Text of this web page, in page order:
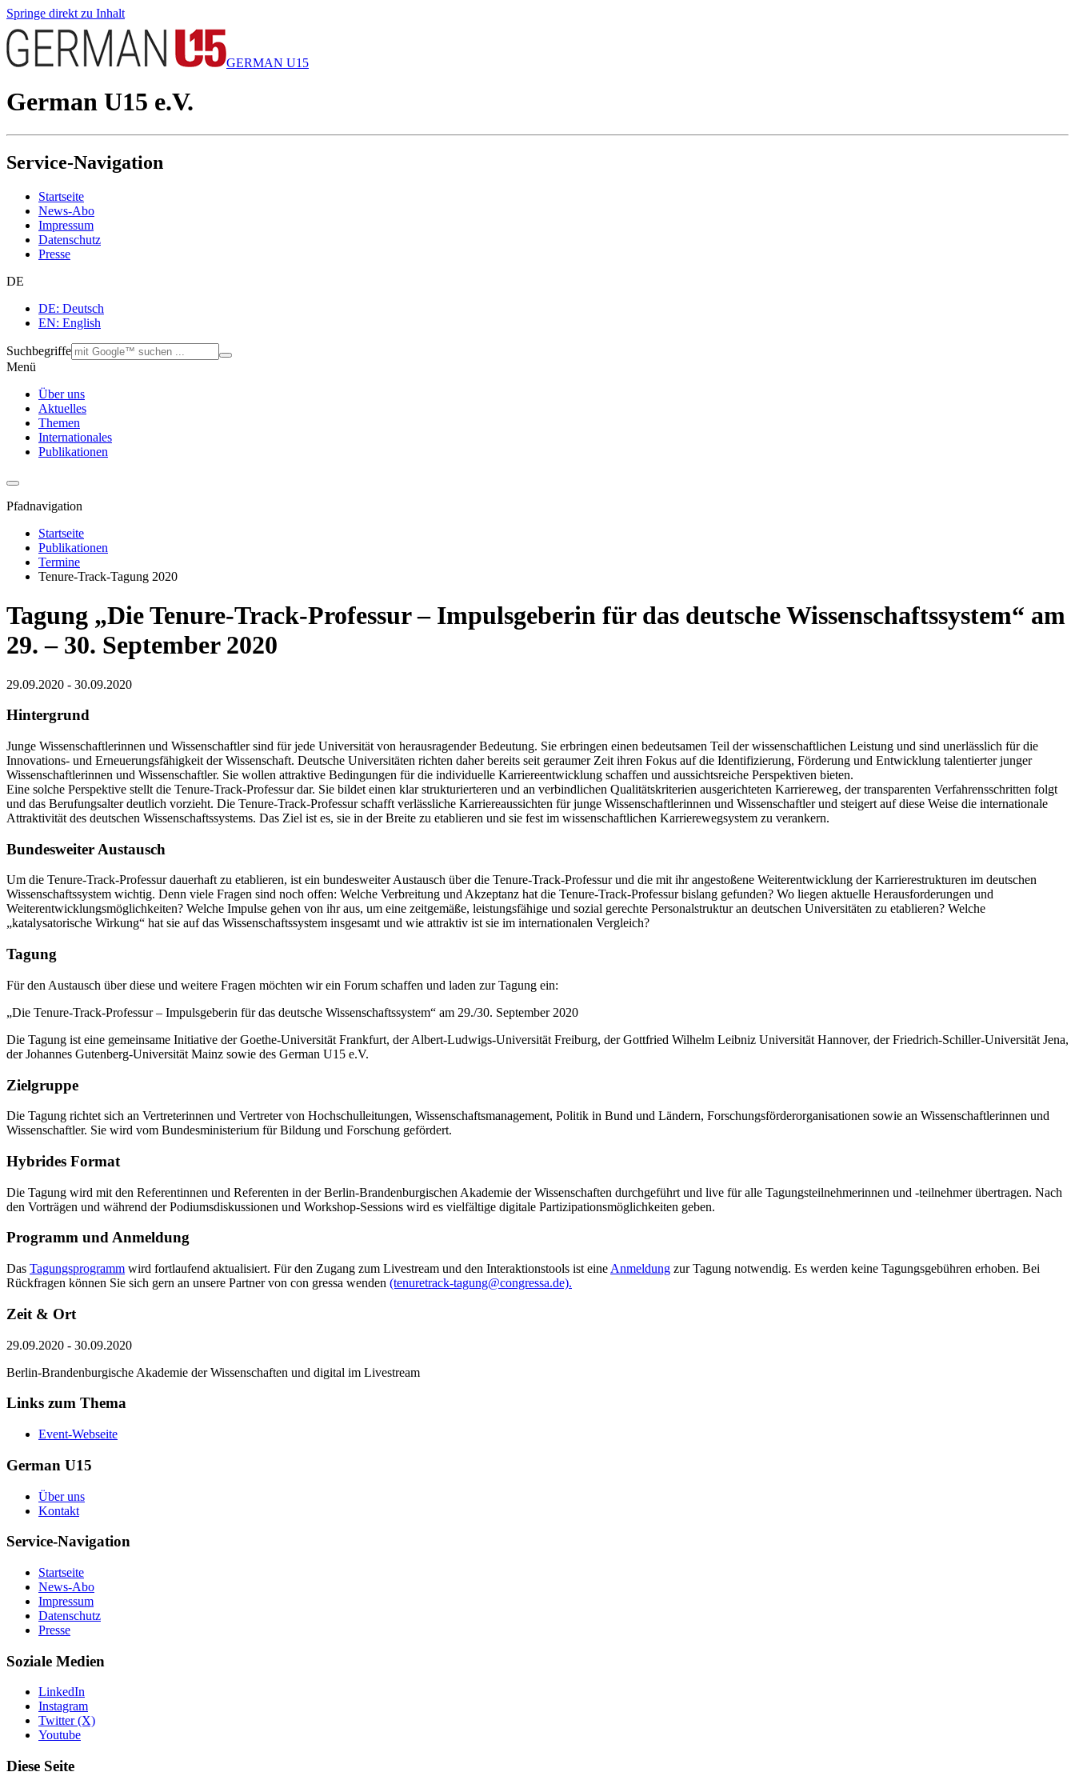
Springe direkt zu Inhalt
GERMAN U15
German U15 e.V.
Service-Navigation
Startseite
News-Abo
Impressum
Datenschutz
Presse
DE
DE: Deutsch
EN: English
Suchbegriffe
Menü
Über uns
Aktuelles
Themen
Internationales
Publikationen
Pfadnavigation
Startseite
Publikationen
Termine
Tenure-Track-Tagung 2020
Tagung „Die Tenure-Track-Professur – Impulsgeberin für das deutsche Wissenschaftssystem“ am
29. – 30. September 2020
29.09.2020 - 30.09.2020
Hintergrund
Junge Wissenschaftlerinnen und Wissenschaftler sind für jede Universität von herausragender Bedeutung. Sie erbringen einen bedeutsamen Teil der wissenschaftlichen Leistung und sind unerlässlich für die
Innovations- und Erneuerungsfähigkeit der Wissenschaft. Deutsche Universitäten richten daher bereits seit geraumer Zeit ihren Fokus auf die Identifizierung, Förderung und Entwicklung talentierter junger
Wissenschaftlerinnen und Wissenschaftler. Sie wollen attraktive Bedingungen für die individuelle Karriereentwicklung schaffen und aussichtsreiche Perspektiven bieten.
Eine solche Perspektive stellt die Tenure-Track-Professur dar. Sie bildet einen klar strukturierteren und an verbindlichen Qualitätskriterien ausgerichteten Karriereweg, der transparenten Verfahrensschritten folgt
und das Berufungsalter deutlich vorzieht. Die Tenure-Track-Professur schafft verlässliche Karriereaussichten für junge Wissenschaftlerinnen und Wissenschaftler und steigert auf diese Weise die internationale
Attraktivität des deutschen Wissenschaftssystems. Das Ziel ist es, sie in der Breite zu etablieren und sie fest im wissenschaftlichen Karrierewegsystem zu verankern.
Bundesweiter Austausch
Um die Tenure-Track-Professur dauerhaft zu etablieren, ist ein bundesweiter Austausch über die Tenure-Track-Professur und die mit ihr angestoßene Weiterentwicklung der Karrierestrukturen im deutschen
Wissenschaftssystem wichtig. Denn viele Fragen sind noch offen: Welche Verbreitung und Akzeptanz hat die Tenure-Track-Professur bislang gefunden? Wo liegen aktuelle Herausforderungen und
Weiterentwicklungsmöglichkeiten? Welche Impulse gehen von ihr aus, um eine zeitgemäße, leistungsfähige und sozial gerechte Personalstruktur an deutschen Universitäten zu etablieren? Welche
„katalysatorische Wirkung“ hat sie auf das Wissenschaftssystem insgesamt und wie attraktiv ist sie im internationalen Vergleich?
Tagung
Für den Austausch über diese und weitere Fragen möchten wir ein Forum schaffen und laden zur Tagung ein:
„Die Tenure-Track-Professur – Impulsgeberin für das deutsche Wissenschaftssystem“ am 29./30. September 2020
Die Tagung ist eine gemeinsame Initiative der Goethe-Universität Frankfurt, der Albert-Ludwigs-Universität Freiburg, der Gottfried Wilhelm Leibniz Universität Hannover, der Friedrich-Schiller-Universität Jena,
der Johannes Gutenberg-Universität Mainz sowie des German U15 e.V.
Zielgruppe
Die Tagung richtet sich an Vertreterinnen und Vertreter von Hochschulleitungen, Wissenschaftsmanagement, Politik in Bund und Ländern, Forschungsförderorganisationen sowie an Wissenschaftlerinnen und
Wissenschaftler. Sie wird vom Bundesministerium für Bildung und Forschung gefördert.
Hybrides Format
Die Tagung wird mit den Referentinnen und Referenten in der Berlin-Brandenburgischen Akademie der Wissenschaften durchgeführt und live für alle Tagungsteilnehmerinnen und -teilnehmer übertragen. Nach
den Vorträgen und während der Podiumsdiskussionen und Workshop-Sessions wird es vielfältige digitale Partizipationsmöglichkeiten geben.
Programm und Anmeldung
Das Tagungsprogramm wird fortlaufend aktualisiert. Für den Zugang zum Livestream und den Interaktionstools ist eine Anmeldung zur Tagung notwendig. Es werden keine Tagungsgebühren erhoben. Bei
Rückfragen können Sie sich gern an unsere Partner von con gressa wenden (tenuretrack-tagung@congressa.de).
Zeit & Ort
29.09.2020 - 30.09.2020
Berlin-Brandenburgische Akademie der Wissenschaften und digital im Livestream
Links zum Thema
Event-Webseite
German U15
Über uns
Kontakt
Service-Navigation
Startseite
News-Abo
Impressum
Datenschutz
Presse
Soziale Medien
LinkedIn
Instagram
Twitter (X)
Youtube
Diese Seite